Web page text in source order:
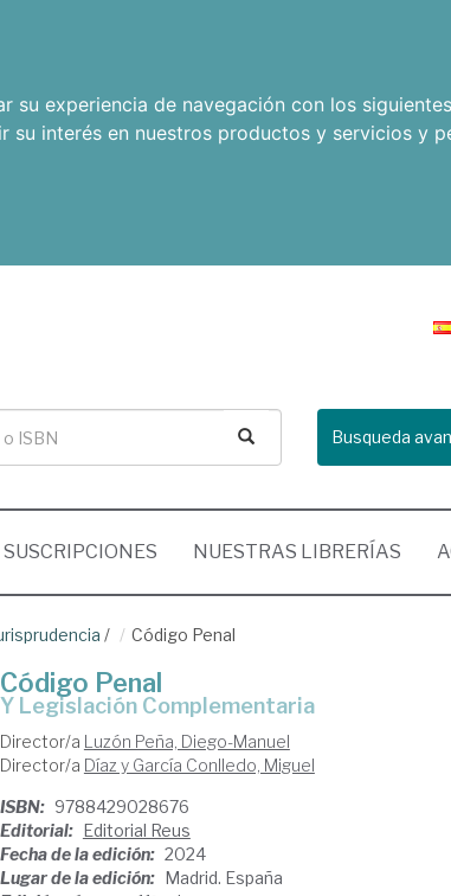
experiencia de navegación con los
su interés en nuestros productos y servicios y
Busqueda
SUSCRIPCIONES NUESTRAS LIBRERÍAS
/ Código Penal
Código Penal
y Legislación Complementaria
Director/a Luzón Peña, Diego-Manuel
Director/a Díaz y García Conlledo, Miguel
ISBN: 9788429028676
Editorial: Editorial Reus
Fecha de la edición: 2024
Lugar de la edición: Madrid. España